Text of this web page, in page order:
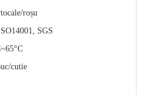
/roșu
SGS
cutie